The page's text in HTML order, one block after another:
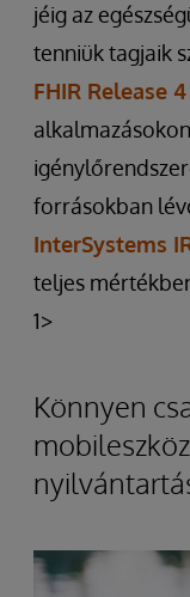
jéig az
tenniük tagjaik
FHIR Release
forrásokban
InterSystems
teljes
1>
Könnyen